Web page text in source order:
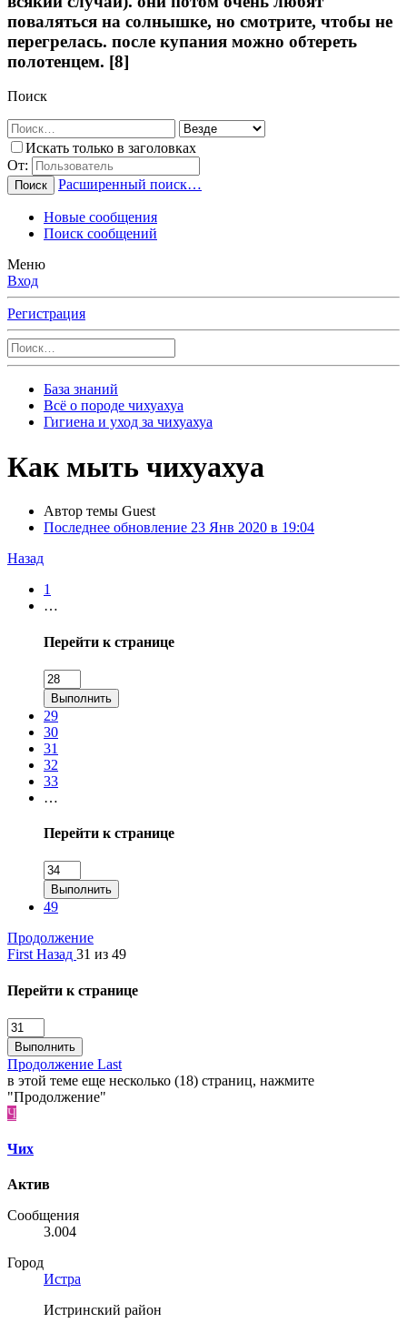
поваляться на солнышке, но смотрите, чтобы не
перегрелась. после купания можно обтереть
полотенцем. [8]
Поиск
Искать только в заголовках
От:
Поиск Расширенный поиск…
Новые сообщения
Поиск сообщений
Меню
Вход
Регистрация
База знаний
Всё о породе чихуахуа
Гигиена и уход за чихуахуа
Как мыть чихуахуа
Автор темы Guest
Последнее обновление 23 Янв 2020 в 19:04
Назад
1
…
Перейти к странице
Выполнить
29
30
31
32
33
…
Перейти к странице
Выполнить
49
Продолжение
First Назад 31 из 49
Перейти к странице
Выполнить
Продолжение Last
в этой теме еще несколько (18) страниц, нажмите
"Продолжение"
Ч
Чих
Актив
Сообщения
3.004
Город
Истра
Истринский район